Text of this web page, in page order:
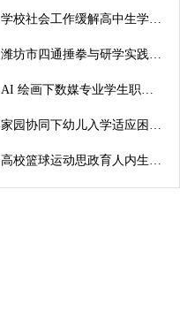
学校社会工作缓解高中生学习
课堂”为介入载体
潍坊市四通捶拳与研学实践教
AI 绘画下数媒专业学生职业
家园协同下幼儿入学适应困难
高校篮球运动思政育人内生逻